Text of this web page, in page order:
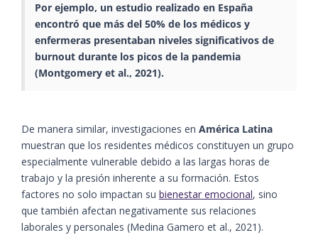
Por ejemplo, un estudio realizado en España
encontró que más del 50% de los médicos y
enfermeras presentaban niveles significativos de
burnout durante los picos de la pandemia
(Montgomery et al., 2021).
De manera similar, investigaciones en América Latina
muestran que los residentes médicos constituyen un grupo
especialmente vulnerable debido a las largas horas de
trabajo y la presión inherente a su formación. Estos
factores no solo impactan su bienestar emocional, sino
que también afectan negativamente sus relaciones
laborales y personales (Medina Gamero et al., 2021).